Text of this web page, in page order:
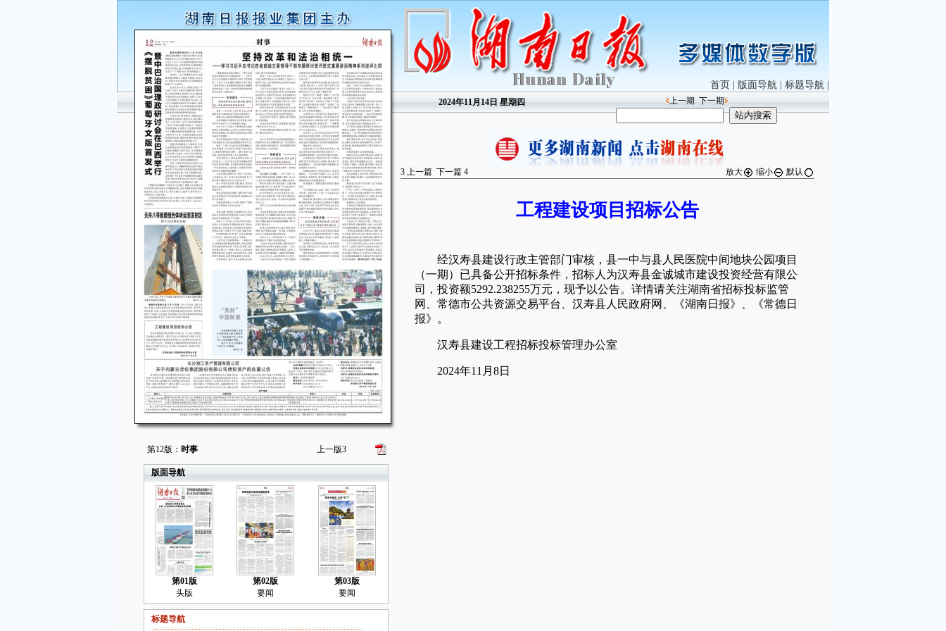
第12版： 时事 上一版3
版面导航
第01版
头版
第02版
要闻
第03版
要闻
标题导航
首页 版面导航 标题导航
2024年11月14日 星期四 上一期 下一期
3 上一篇 下一篇 4 放大 缩小 默认
工程建设项目招标公告
经汉寿县建设行政主管部门审核，县一中与县人民医院中间地块公园项目
（一期）已具备公开招标条件，招标人为汉寿县金诚城市建设投资经营有限公
司，投资额5292.238255万元，现予以公告。详情请关注湖南省招标投标监管
网、常德市公共资源交易平台、汉寿县人民政府网、《湖南日报》、《常德日
报》。
汉寿县建设工程招标投标管理办公室
2024年11月8日